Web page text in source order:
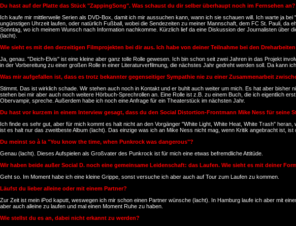
Du hast auf der Platte das Stück "ZappingSong". Was schaust du dir selber überhaupt noch im Fernsehen an?
Ich kaufe mir mittlerweile Serien als DVD-Box, damit ich mir aussuchen kann, wann ich sie schauen will. Ich warte ja
ungünstigen Uhrzeit laufen, oder natürlich Fußball, wobei die Sendezeiten zu meiner Mannschaft, dem FC St. Pauli,
Sonntag, wo ich meinem Wunsch nach Information nachkomme. Kürzlich lief da eine Diskussion der Journalisten
(lacht).
Wie sieht es mit den derzeitigen Filmprojekten bei dir aus. Ich habe von deiner Teilnahme bei den
Ja, genau. "Deich-Elvis" ist eine kleine aber ganz tolle Rolle gewesen. Ich bin schon seit zwei Jahren in das Projekt
in der Vorbereitung zu einer großen Rolle in einer Literaturverfilmung, die nächstes Jahr gedreht werden soll. Da kann
Was mir aufgefallen ist, dass es trotz bekannter gegenseitiger Sympathie nie zu einer Zusammenarbeit
Stimmt. Das ist wirklich schade. Wir stehen auch noch in Kontakt und er buhlt auch weiter um mich. Es hat aber
stehen bei mir aber auch noch weitere Hörbuch-Sprechrollen an. Eine Rolle ist z.B. zu einem Buch, die ich eigentlich
Obervampir, spreche. Außerdem habe ich noch eine Anfrage für ein Theaterstück im nächsten Jahr.
Du hast vor kurzem in einem Interview gesagt, dass du den Social Distortion-Frontmann Mike Ness für seine
Ich finde es sehr gut, aber für mich kommt es halt nicht an den Vorgänger "White Light, White Heat, White Trash"
ist es halt nur das zweitbeste Album (lacht). Das einzige was ich an Mike Ness nicht mag, wenn Kritik angebracht ist,
Du meinst so à la "You know the time, when Punkrock was dangerous"?
Genau (lacht). Dieses Aufspielen als Großvater des Punkrock ist für mich eine etwas befremdliche Attitüde.
Wir haben beide außer Social D. noch eine gemeinsame Leidenschaft: das Laufen. Wie sieht es mit deiner
Geht so. Im Moment habe ich eine kleine Grippe, sonst versuche ich aber auch auf Tour zum Laufen zu kommen.
Läufst du lieber alleine oder mit einem Partner?
Zur Zeit ist mein iPod kaputt, weswegen ich mir schon einen Partner wünsche (lacht). In Hamburg laufe ich aber mit
aber auch alleine zu laufen und mal einen Moment Ruhe zu haben.
Wie stellst du es an, dabei nicht erkannt zu werden?